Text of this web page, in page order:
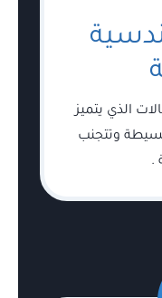
الذي يتميز
وتتجنب
.